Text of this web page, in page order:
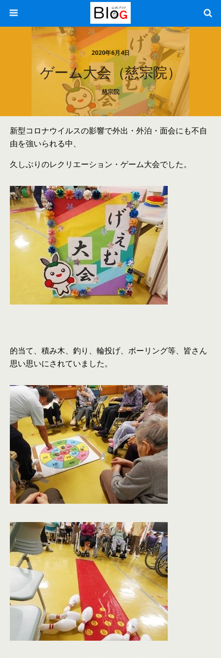
2020年6月4日
ゲーム大会（慈宗院）
慈宗院
新型コロナウイルスの影響で外出・外泊・面会にも不自
由を強いられる中、
久しぶりのレクリエーション・ゲーム大会でした。
的当て、積み木、釣り、輪投げ、ボーリング等、皆さん
思い思いにされていました。